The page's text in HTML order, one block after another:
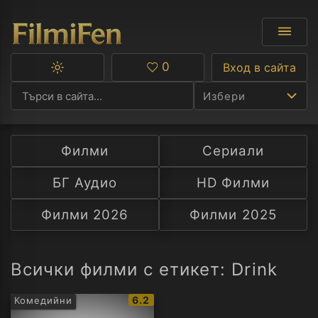
Избери
Ф
С
А
Превключване
тъмна
тема
Любими
0 Вход в сайта
Филми
Сериали
БГ Аудио
HD Филми
Филми 2026
Филми 2025
Всички филми с етикет: Drink
Комедийни
IMDb
6.2